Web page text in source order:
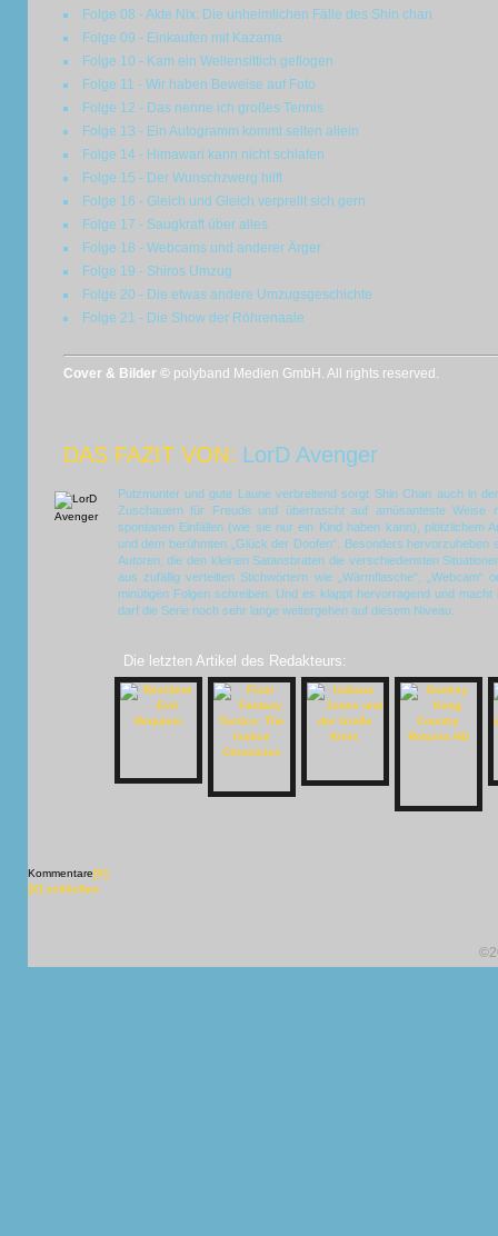
Folge 08 - Akte Nix: Die unheimlichen Fälle des Shin chan
Folge 09 - Einkaufen mit Kazama
Folge 10 - Kam ein Wellensittich geflogen
Folge 11 - Wir haben Beweise auf Foto
Folge 12 - Das nenne ich großes Tennis
Folge 13 - Ein Autogramm kommt selten allein
Folge 14 - Himawari kann nicht schlafen
Folge 15 - Der Wunschzwerg hilft
Folge 16 - Gleich und Gleich verprellt sich gern
Folge 17 - Saugkraft über alles
Folge 18 - Webcams und anderer Ärger
Folge 19 - Shiros Umzug
Folge 20 - Die etwas andere Umzugsgeschichte
Folge 21 - Die Show der Röhrenaale
Cover & Bilder © polyband Medien GmbH. All rights reserved.
DAS FAZIT VON: LorD Avenger
Putzmunter und gute Laune verbreitend sorgt Shin Chan auch in
Zuschauern für Freude und überrascht auf amüsanteste Weise
spontanen Einfällen (wie sie nur ein Kind haben kann), plötzlichem
und dem berühmten „Glück der Doofen“. Besonders hervorzuheben
Autoren, die den kleinen Satansbraten die verschiedensten
aus zufällig verteilten Stichwörtern wie „Wärmflasche“, „Webcam“
minütigen Folgen schreiben. Und es klappt hervorragend und
darf die Serie noch sehr lange weitergehen auf diesem Niveau.
Die letzten Artikel des Redakteurs:
Kommentare[X]
[X] schließen